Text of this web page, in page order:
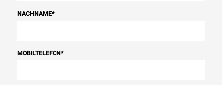
NACHNAME*
MOBILTELEFON*